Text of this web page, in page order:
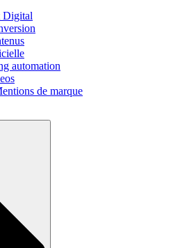
Digital
automation
de marque